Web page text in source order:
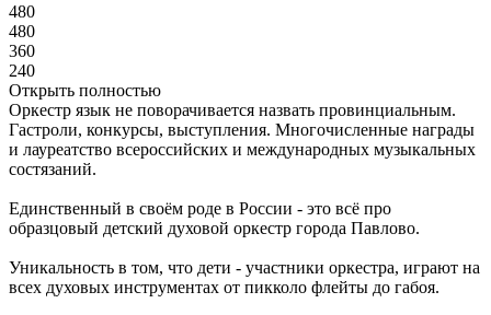
480
480
360
240
Открыть полностью
Оркестр язык не поворачивается назвать провинциальным.
Гастроли, конкурсы, выступления. Многочисленные награды
и лауреатство всероссийских и международных музыкальных
состязаний.
Единственный в своём роде в России - это всё про
образцовый детский духовой оркестр города Павлово.
Уникальность в том, что дети - участники оркестра, играют на
всех духовых инструментах от пикколо флейты до габоя.